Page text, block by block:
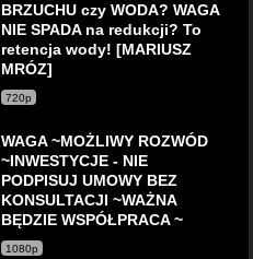
BRZUCHU czy WODA? WAGA
NIE SPADA na redukcji? To
retencja wody! [MARIUSZ
MRÓZ]
720p
WAGA ~MOŻLIWY ROZWÓD
~INWESTYCJE - NIE
PODPISUJ UMOWY BEZ
KONSULTACJI ~WAŻNA
BĘDZIE WSPÓŁPRACA ~
1080p